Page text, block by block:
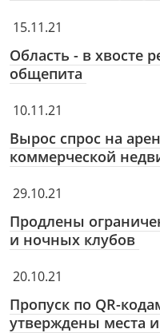
15.11.21
Область - в хвосте
общепита
10.11.21
Вырос спрос на
коммерческой
29.10.21
Продлены
и ночных клубов
20.10.21
Пропуск по QR-
утверждены места